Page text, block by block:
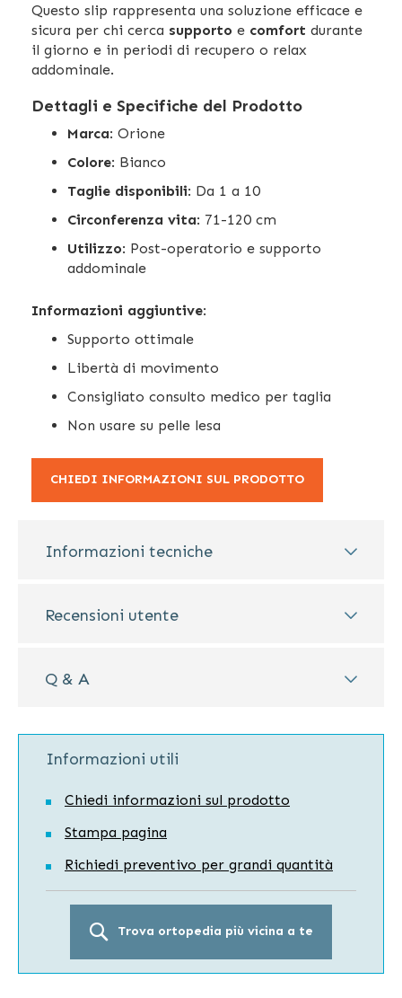
Questo slip rappresenta una soluzione efficace e
sicura per chi cerca supporto e comfort durante
il giorno e in periodi di recupero o relax
addominale.
Dettagli e Specifiche del Prodotto
Marca: Orione
Colore: Bianco
Taglie disponibili: Da 1 a 10
Circonferenza vita: 71-120 cm
Utilizzo: Post-operatorio e supporto
addominale
Informazioni aggiuntive:
Supporto ottimale
Libertà di movimento
Consigliato consulto medico per taglia
Non usare su pelle lesa
CHIEDI INFORMAZIONI SUL PRODOTTO
Informazioni tecniche
Recensioni utente
Q & A
Informazioni utili
Chiedi informazioni sul prodotto
Stampa pagina
Richiedi preventivo per grandi quantità
Trova ortopedia più vicina a te